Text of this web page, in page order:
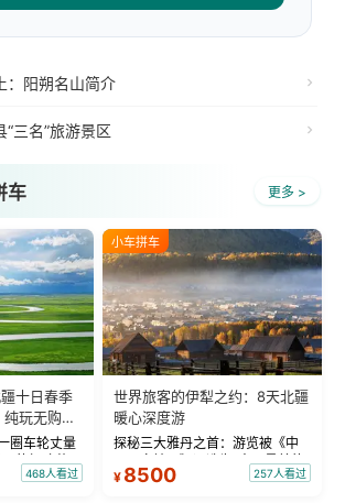
：阳朔名山简介
“三名”旅游景区
车 更多 >
十日春季
玩无购
圈车轮丈量
”的极致蔚
多款风格服
468人看过
小车拼车
世界旅客的伊犁之约：8天北疆
暖心深度游
探秘三大雅丹之首：游览被《中
国国家地理》评选为“中国最美的
三大雅丹”第一名的克拉玛依魔鬼
¥ 8500 257人看过